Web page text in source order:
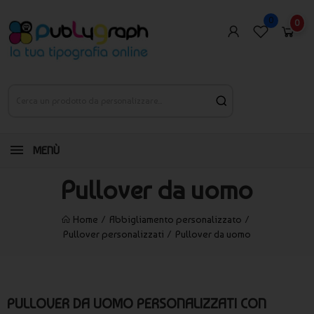
0 0
MENÙ
Pullover da uomo
Home
Abbigliamento personalizzato
Pullover personalizzati
Pullover da uomo
PULLOVER DA UOMO PERSONALIZZATI CON